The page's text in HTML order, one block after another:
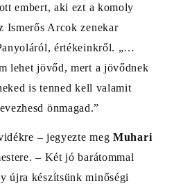
embert, aki ezt a komoly
Ismerős Arcok zenekar
értékeinkről. „…
lehet jövőd, mert a jövődnek
is tenned kell valamit
önmagad.”
– jegyezte megMuhari
– Két jó barátommal
újra készítsünk minőségi